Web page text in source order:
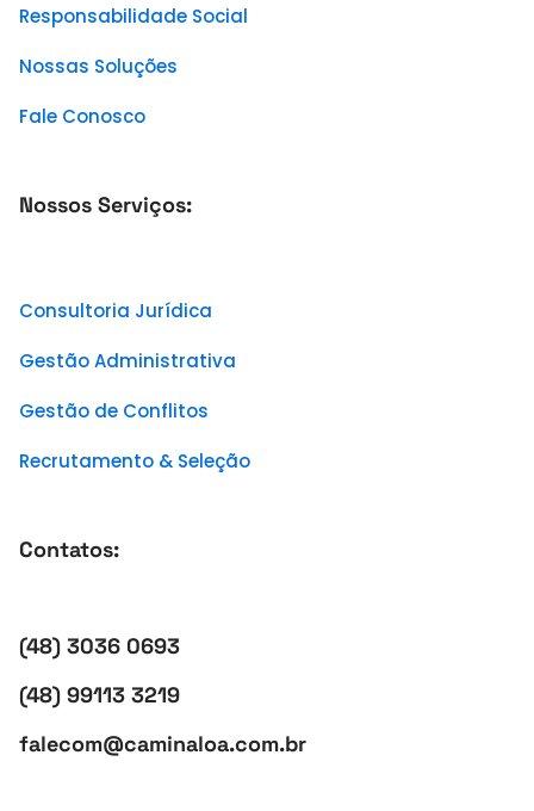
Responsabilidade Social
Nossas Soluções
Fale Conosco
Nossos Serviços:
Consultoria Jurídica
Gestão Administrativa
Gestão de Conflitos
Recrutamento & Seleção
Contatos:
(48) 3036 0693
(48) 99113 3219
falecom@caminaloa.com.br